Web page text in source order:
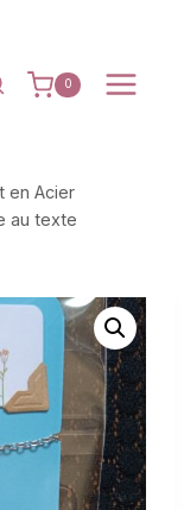
0
en Acier
au texte